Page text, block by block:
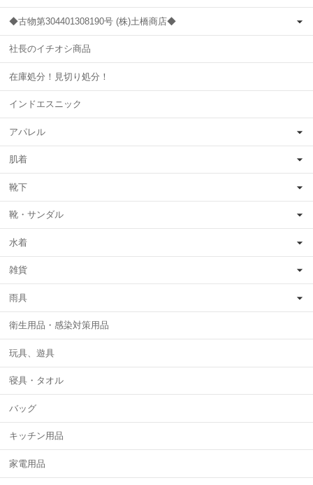
◆古物第304401308190号 (株)土橋商店◆
社長のイチオシ商品
在庫処分！見切り処分！
インドエスニック
アパレル
肌着
靴下
靴・サンダル
水着
雑貨
雨具
衛生用品・感染対策用品
玩具、遊具
寝具・タオル
バッグ
キッチン用品
家電用品